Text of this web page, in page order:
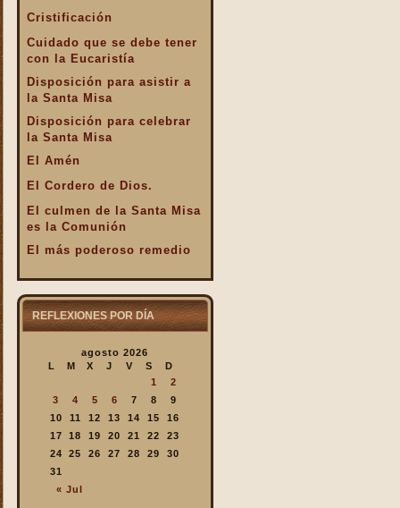
Cristificación
Cuidado que se debe tener
con la Eucaristía
Disposición para asistir a
la Santa Misa
Disposición para celebrar
la Santa Misa
El Amén
El Cordero de Dios.
El culmen de la Santa Misa
es la Comunión
El más poderoso remedio
El Pan de la Palabra y el
El Pan nuestro de cada día.
El valor infinto de la Santa
En la Santa Misa Dios nos
da todo
En la Santa Misa la Iglesia
se ofrece a sí misma
En la Santa Misa recibimos
REFLEXIONES POR DÍA
agosto 2026
L
M X J V S D
« Jul
1
2
3
4 5 6 7 8
9
10
11 12 13 14 15
16
17
18 19 20 21 22
23
24
25 26 27 28 29
30
31